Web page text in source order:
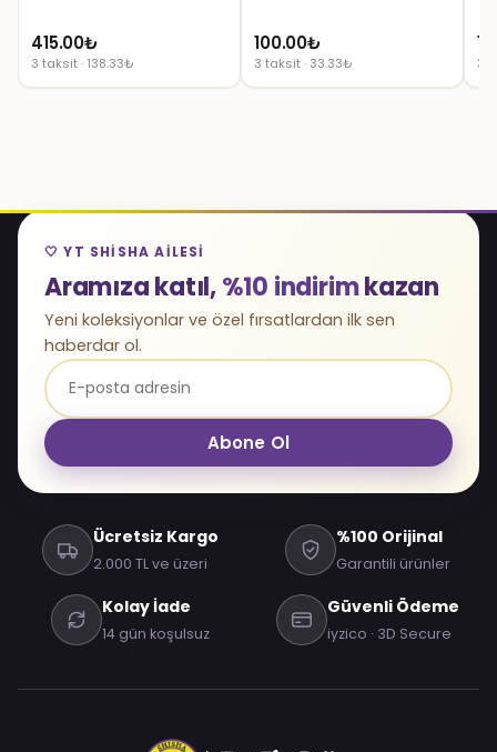
415.00₺
3 taksit · 138.33₺
100.00₺
3 taksit · 33.33₺ 3
🤍 YT SHISHA AILESI
Aramıza katıl,%10 indirimkazan
Yeni koleksiyonlar ve özel fırsatlardan ilk sen
haberdar ol.
Abone Ol
Ücretsiz Kargo
2.000 TL ve üzeri
%100 Orijinal
Garantili ürünler
Kolay İade
14 gün koşulsuz
Güvenli Ödeme
iyzico · 3D Secure